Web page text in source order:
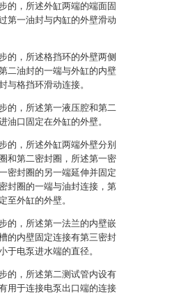
的，所述外缸两端的端面固
第一油封与内缸的外壁滑动
的，所述格挡环的外壁两侧
二油封的一端与外缸的内壁
与格挡环滑动连接。
的，所述第一液压腔和第二
油口固定在外缸的外壁。
的，所述外缸两端外壁分别
和第二密封圈，所述第一密
密封圈的另一端延伸并固定
封圈的一端与油封连接，第
至外缸的外壁。
的，所述第一法兰的内壁嵌
的内壁固定连接有第三密封
于电泵进水端的直径。
的，所述第二测试管内设有
用于连接电泵出口端的连接